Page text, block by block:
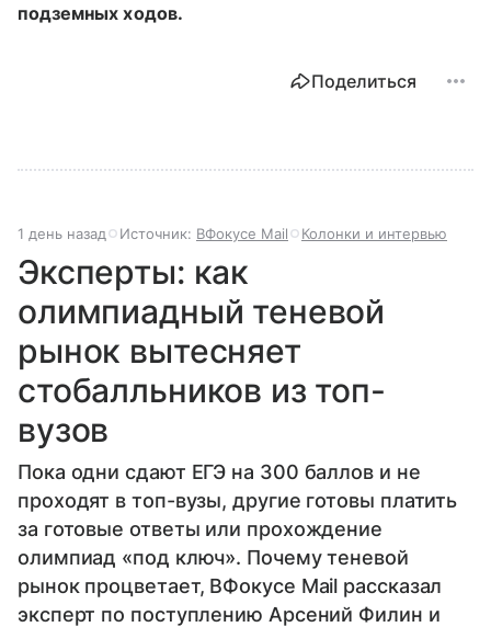
подземных ходов.
Поделиться
1 день назад Источник: ВФокусе Mail Колонки и интервью
Эксперты: как
олимпиадный теневой
рынок вытесняет
стобалльников из топ-
вузов
Пока одни сдают ЕГЭ на 300 баллов и не
проходят в топ-вузы, другие готовы платить
за готовые ответы или прохождение
олимпиад «под ключ». Почему теневой
рынок процветает, ВФокусе Mail рассказал
эксперт по поступлению Арсений Филин и